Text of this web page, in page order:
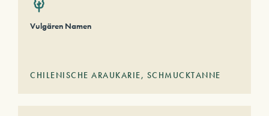
Vulgären Namen
CHILENISCHE ARAUKARIE, SCHMUCKTANNE